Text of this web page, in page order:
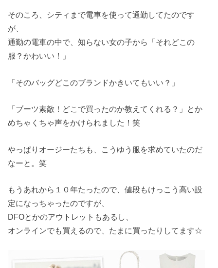
そのころ、シティまで電車を使って通勤してたのです
が、
通勤の電車の中で、知らない女の子から「それどこの
服？かわいい！」
「そのバッグどこのブランドかきいてもいい？」
「ブーツ素敵！どこで買ったのか教えてくれる？」とか
めちゃくちゃ声をかけられました！笑
やっぱりオージーたちも、こうゆう服を求めていたのだ
なーと。笑
もうあれから１０年たったので、値段もけっこう高い設
定になっちゃったのですが、
DFOとかのアウトレットもあるし、
オンラインでも買えるので、たまに買ったりしてます☆